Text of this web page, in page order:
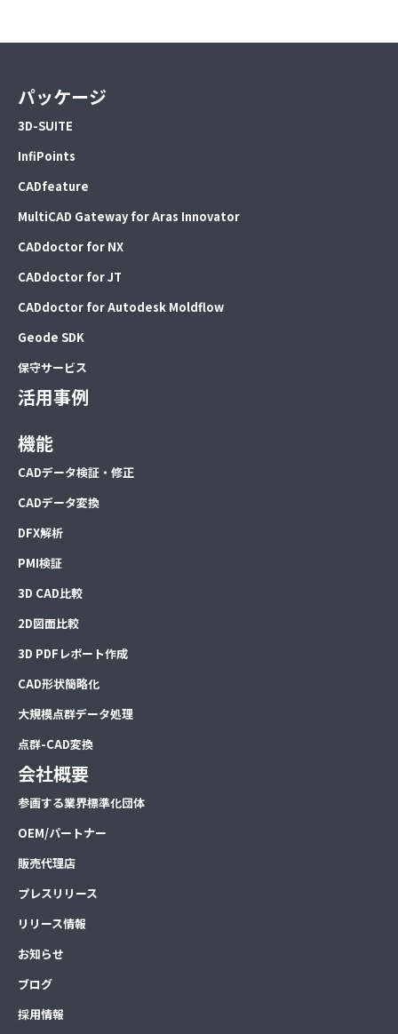
パッケージ
3D-SUITE
InfiPoints
CADfeature
MultiCAD Gateway for Aras Innovator
CADdoctor for NX
CADdoctor for JT
CADdoctor for Autodesk Moldflow
Geode SDK
保守サービス
活用事例
機能
CADデータ検証・修正
CADデータ変換
DFX解析
PMI検証
3D CAD比較
2D図面比較
3D PDFレポート作成
CAD形状簡略化
大規模点群データ処理
点群-CAD変換
会社概要
参画する業界標準化団体
OEM/パートナー
販売代理店
プレスリリース
リリース情報
お知らせ
ブログ
採用情報